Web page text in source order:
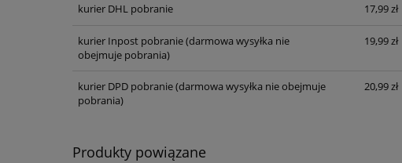
kurier DHL pobranie 17,99 zł
kurier Inpost pobranie(darmowa wysyłka nie
obejmuje pobrania)
19,99 zł
kurier DPD pobranie(darmowa wysyłka nie obejmuje
pobrania)
20,99 zł
Produkty powiązane